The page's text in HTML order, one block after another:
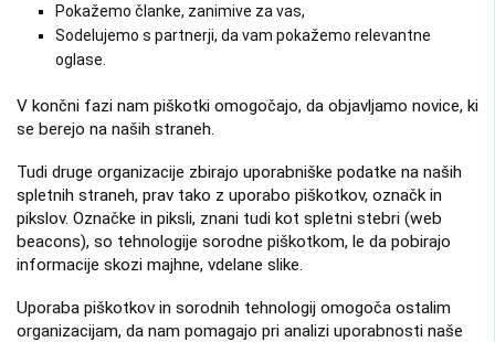
Pokažemo članke, zanimive za vas,
Sodelujemo s partnerji, da vam pokažemo relevantne
oglase.
V končni fazi nam piškotki omogočajo, da objavljamo novice, ki
se berejo na naših straneh.
Tudi druge organizacije zbirajo uporabniške podatke na naših
spletnih straneh, prav tako z uporabo piškotkov, označk in
pikslov. Označke in piksli, znani tudi kot spletni stebri (web
beacons), so tehnologije sorodne piškotkom, le da pobirajo
informacije skozi majhne, vdelane slike.
Uporaba piškotkov in sorodnih tehnologij omogoča ostalim
organizacijam, da nam pomagajo pri analizi uporabnosti naše